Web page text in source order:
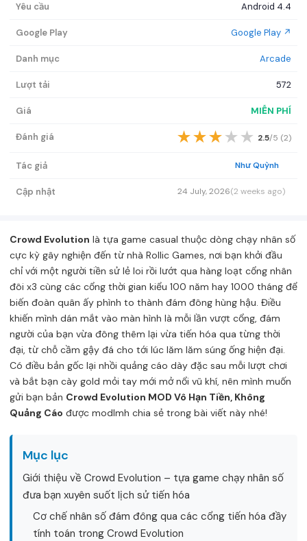
Yêu cầu Android 4.4
Google Play Google Play ↗
Danh mục Arcade
Lượt tải 572
Giá MIỄN PHÍ
Đánh giá ★★★★ ★ 2.5/5 (2)
Tác giả Như Quỳnh
Cập nhật 24 July, 2026(2 weeks ago)
Crowd Evolution là tựa game casual thuộc dòng chạy nhân số
cực kỳ gây nghiện đến từ nhà Rollic Games, nơi bạn khởi đầu
chỉ với một người tiền sử lẻ loi rồi lướt qua hàng loạt cổng nhân
đôi x3 cùng các cổng thời gian kiểu 100 năm hay 1000 tháng để
biến đoàn quân ấy phình to thành đám đông hùng hậu. Điều
khiến mình dán mắt vào màn hình là mỗi lần vượt cổng, đám
người của bạn vừa đông thêm lại vừa tiến hóa qua từng thời
đại, từ chỗ cầm gậy đá cho tới lúc lăm lăm súng ống hiện đại.
Có điều bản gốc lại nhồi quảng cáo dày đặc sau mỗi lượt chơi
và bắt bạn cày gold mỏi tay mới mở nổi vũ khí, nên mình muốn
gửi bạn bản Crowd Evolution MOD Vô Hạn Tiền, Không
Quảng Cáo được modlmh chia sẻ trong bài viết này nhé!
Mục lục
Giới thiệu về Crowd Evolution – tựa game chạy nhân số
đưa bạn xuyên suốt lịch sử tiến hóa
Cơ chế nhân số đám đông qua các cổng tiến hóa đầy
tính toán trong Crowd Evolution